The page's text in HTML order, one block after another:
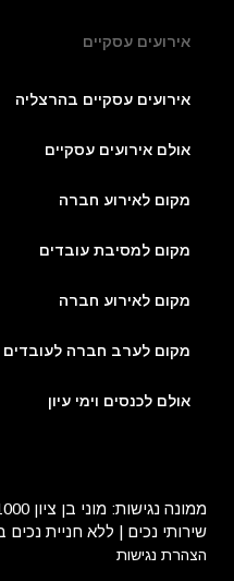
אירועים עסקיים
אירועים עסקיים בהרצליה
אולם אירועים עסקיים
מקום לאירוע חברה
מקום למסיבת עובדים
מקום לאירוע חברה
מקום לערב חברה לעובדים
אולם לכנסים וימי עיון
שירותי נכים | ללא חניית
הצהרת נגישות